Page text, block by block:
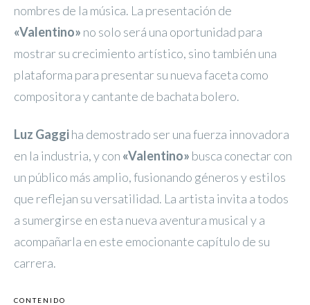
nombres de la música. La presentación de
«Valentino» no solo será una oportunidad para
mostrar su crecimiento artístico, sino también una
plataforma para presentar su nueva faceta como
compositora y cantante de bachata bolero.
Luz Gaggiha demostrado ser una fuerza innovadora
en la industria, y con «Valentino» busca conectar con
un público más amplio, fusionando géneros y estilos
que reflejan su versatilidad. La artista invita a todos
a sumergirse en esta nueva aventura musical y a
acompañarla en este emocionante capítulo de su
carrera.
CONTENIDO